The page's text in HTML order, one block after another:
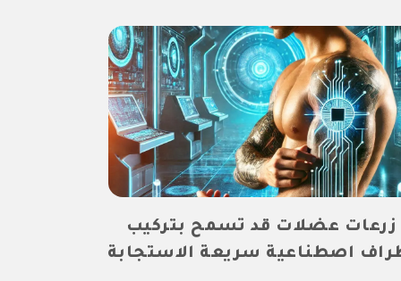
زرعات عضلات قد تسمح بتركيب
اصطناعية سريعة الاستجابة